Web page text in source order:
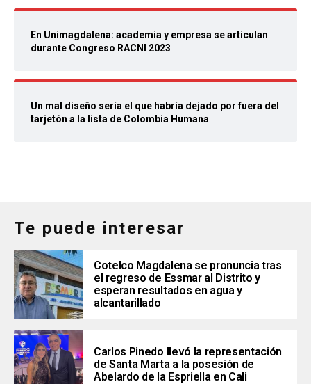
En Unimagdalena: academia y empresa se articulan
durante Congreso RACNI 2023
Un mal diseño sería el que habría dejado por fuera del
tarjetón a la lista de Colombia Humana
Te puede interesar
Cotelco Magdalena se pronuncia tras
el regreso de Essmar al Distrito y
esperan resultados en agua y
alcantarillado
Carlos Pinedo llevó la representación
de Santa Marta a la posesión de
Abelardo de la Espriella en Cali